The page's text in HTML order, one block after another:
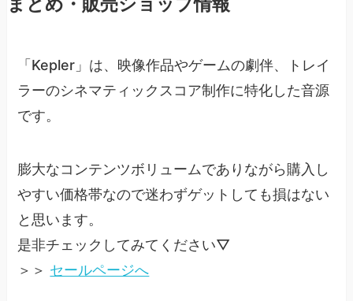
「Kepler」は、映像作品やゲームの劇伴、トレイ
ラーのシネマティックスコア制作に特化した音源
です。
膨大なコンテンツボリュームでありながら購入し
やすい価格帯なので迷わずゲットしても損はない
と思います。
是非チェックしてみてください▽
＞＞ セールページへ